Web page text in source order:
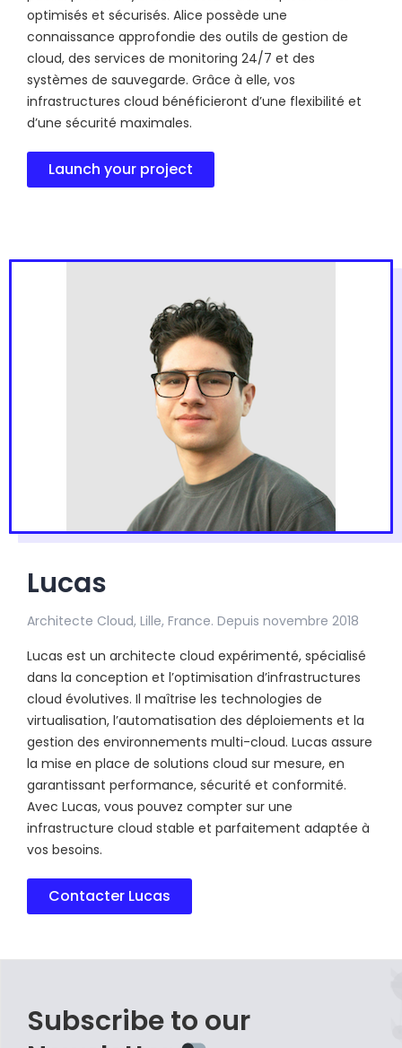
optimisés et sécurisés. Alice possède une
connaissance approfondie des outils de gestion de
cloud, des services de monitoring 24/7 et des
systèmes de sauvegarde. Grâce à elle, vos
infrastructures cloud bénéficieront d’une flexibilité et
d’une sécurité maximales.
Launch your project
Lucas
Architecte Cloud, Lille, France. Depuis novembre 2018
Lucas est un architecte cloud expérimenté, spécialisé
dans la conception et l’optimisation d’infrastructures
cloud évolutives. Il maîtrise les technologies de
virtualisation, l’automatisation des déploiements et la
gestion des environnements multi-cloud. Lucas assure
la mise en place de solutions cloud sur mesure, en
garantissant performance, sécurité et conformité.
Avec Lucas, vous pouvez compter sur une
infrastructure cloud stable et parfaitement adaptée à
vos besoins.
Contacter Lucas
Subscribe to our